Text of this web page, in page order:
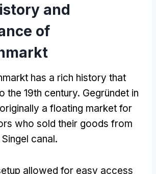
and
of
has a rich history that
the 19th century. Gegründet in
a floating market for
who sold their goods from
canal.
allowed for easy access